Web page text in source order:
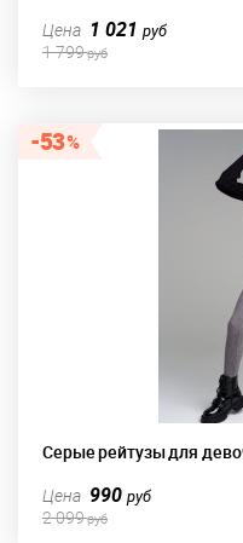
Цена 1 021 руб
1 799руб
53
Серые рейтузы для
Цена 990руб
2 099руб